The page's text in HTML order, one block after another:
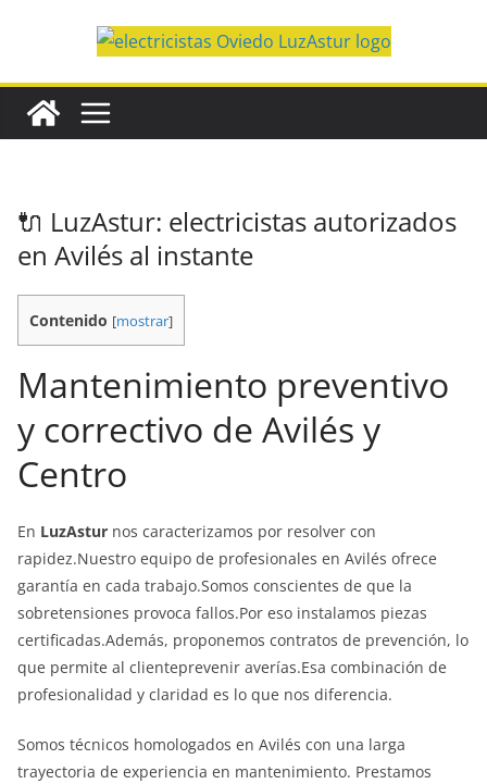
🔌 LuzAstur: electricistas autorizados
en Avilés al instante
Contenido [mostrar]
Mantenimiento preventivo
y correctivo de Avilés y
Centro
En LuzAstur nos caracterizamos por resolver con
rapidez.Nuestro equipo de profesionales en Avilés ofrece
garantía en cada trabajo.Somos conscientes de que la
sobretensiones provoca fallos.Por eso instalamos piezas
certificadas.Además, proponemos contratos de prevención, lo
que permite al clienteprevenir averías.Esa combinación de
profesionalidad y claridad es lo que nos diferencia.
Somos técnicos homologados en Avilés con una larga
trayectoria de experiencia en mantenimiento. Prestamos